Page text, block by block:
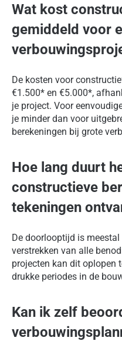
Wat kost
gemiddeld voor
De kosten voor
€1.500* en €5.000*,
je project. Voor
je minder dan voor
berekeningen bij grote
Hoe lang duurt
constructieve
tekeningen
De doorlooptijd is
verstrekken van alle
projecten kan dit oplopen
drukke periodes in de
Kan ik zelf